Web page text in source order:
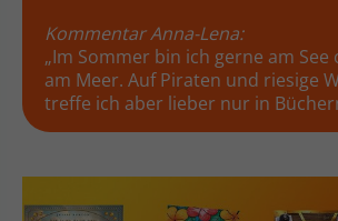
Kommentar Anna-Lena:
„Im Sommer bin ich gerne am See
am Meer. Auf Piraten und riesige
treffe ich aber lieber nur in